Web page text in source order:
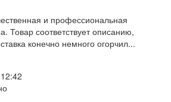
и профессиональная
Товар соответствует описанию,
конечно немного огорчил...